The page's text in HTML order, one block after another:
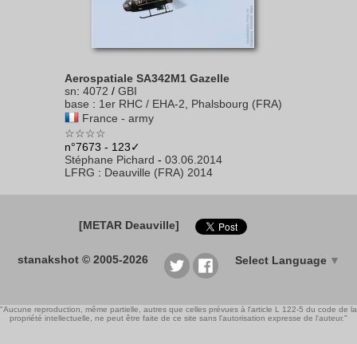
Aerospatiale SA342M1 Gazelle
sn: 4072 / GBI
base : 1er RHC / EHA-2, Phalsbourg (FRA)
France - army
☆☆☆☆
n°7673 - 123✓
Stéphane Pichard - 03.06.2014
LFRG : Deauville (FRA) 2014
[METAR Deauville]
stanakshot © 2005-2026 Select Language ▼
"Aucune reproduction, même partielle, autres que celles prévues à l'article L 122-5 du code de la
propriété intellectuelle, ne peut être faite de ce site sans l'autorisation expresse de l'auteur."